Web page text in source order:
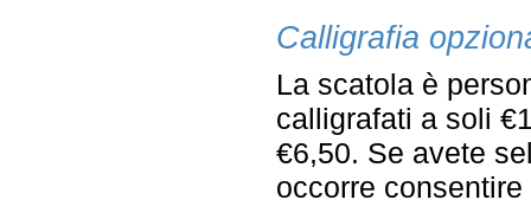
Calligrafia
La scatola è
calligrafati a soli
€6,50. Se avete
occorre